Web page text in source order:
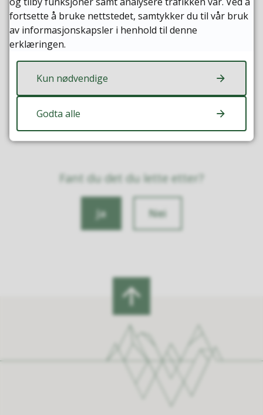
Publisert 12.02.2025 09:00
Fant du det du lette etter?
Ja Nei
fortsette å bruke nettstedet, samtykker du til vår bruk
av informasjonskapsler i henhold til denne
erklæringen.
Kun nødvendige
Godta alle